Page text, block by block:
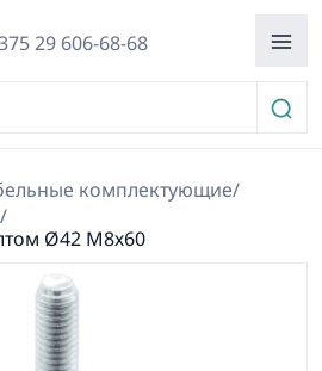
29 606-68-68
комплектующие/
/
Ø42 М8х60